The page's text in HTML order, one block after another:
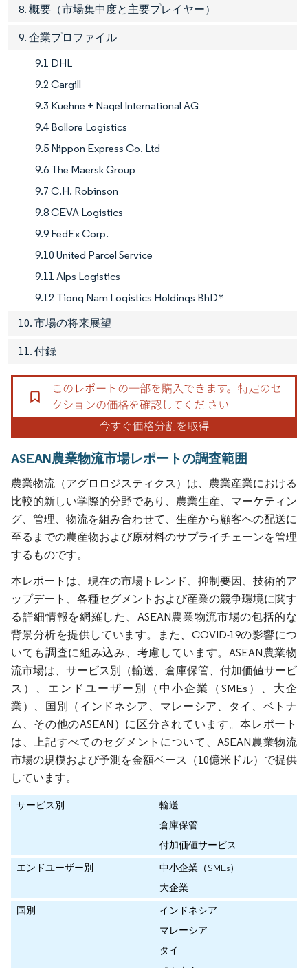
8. 概要（市場集中度と主要プレイヤー）
9. 企業プロファイル
9.1 DHL
9.2 Cargill
9.3 Kuehne + Nagel International AG
9.4 Bollore Logistics
9.5 Nippon Express Co. Ltd
9.6 The Maersk Group
9.7 C.H. Robinson
9.8 CEVA Logistics
9.9 FedEx Corp.
9.10 United Parcel Service
9.11 Alps Logistics
9.12 Tiong Nam Logistics Holdings BhD*
10. 市場の将来展望
11. 付録
ASEAN農業物流市場レポートの調査範囲
農業物流（アグロロジスティクス）は、農業産業における
比較的新しい学際的分野であり、農業生産、マーケティン
グ、管理、物流を組み合わせて、生産から顧客への配送に
至るまでの農産物および原材料のサプライチェーンを管理
するものです。
本レポートは、現在の市場トレンド、抑制要因、技術的ア
ップデート、各種セグメントおよび産業の競争環境に関す
る詳細情報を網羅した、ASEAN農業物流市場の包括的な
背景分析を提供しています。また、COVID-19の影響につ
いても調査に組み込み、考慮しています。ASEAN農業物
流市場は、サービス別（輸送、倉庫保管、付加価値サービ
ス）、エンドユーザー別（中小企業（SMEs）、大企
業）、国別（インドネシア、マレーシア、タイ、ベトナ
ム、その他のASEAN）に区分されています。本レポート
は、上記すべてのセグメントについて、ASEAN農業物流
市場の規模および予測を金額ベース（10億米ドル）で提供
しています。
サービス別
輸送
倉庫保管
付加価値サービス
エンドユーザー別
中小企業（SMEs）
大企業
国別
インドネシア
マレーシア
タイ